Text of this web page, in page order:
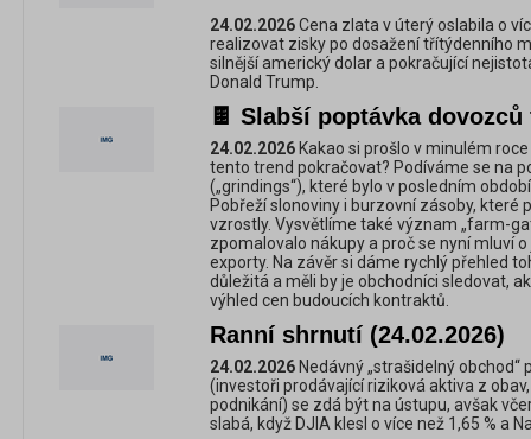
24.02.2026Cena zlata v úterý oslabila o
realizovat zisky po dosažení třítýdenního
silnější americký dolar a pokračující
Donald Trump.
🍫 Slabší poptávka
24.02.2026 Kakao si prošlo v minulém
tento trend pokračovat? Podíváme se na
(„grindings“), které bylo v posledním
Pobřeží slonoviny i burzovní zásoby, které
vzrostly. Vysvětlíme také význam „farm-
zpomalovalo nákupy a proč se nyní mluví
exporty. Na závěr si dáme rychlý přehled
důležitá a měli by je obchodníci sledovat,
výhled cen budoucích kontraktů.
Ranní shrnutí (24.02.2026)
24.02.2026 Nedávný „strašidelný
(investoři prodávající riziková aktiva z
podnikání) se zdá být na ústupu, avšak
slabá, když DJIA klesl o více než 1,65 % a